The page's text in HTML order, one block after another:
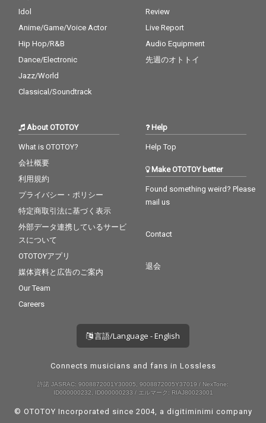
Idol
Anime/Game/Voice Actor
Hip Hop/R&B
Dance/Electronic
Jazz/World
Classical/Soundtrack
Review
Live Report
Audio Equipment
先週のオトトイ
About OTOTOY
What is OTOTOY?
会社概要
利用規約
プライバシー・ポリシー
特定商取引法に基づく表示
外部データ連携しているサービ
スについて
OTOTOYアプリ
媒体資料と広告のご案内
Our Team
Careers
Help
Help Top
Make OTOTOY better
Found something weird? Please
mail us
Contact
退会
言語/Language - English
Connects musicians and fans in Lossless
許諾 JASRAC: 9008872001Y30005, 9008872005Y37019 / NexTone:
ID000000232, ID000000233 / エルマーク: RIAJ80023001
© OTOTOY Incorporated since 2004, a digitiminimi company